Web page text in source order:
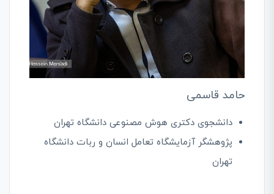
حامد قاسمی
دانشجوی دکتری هوش مصنوعی دانشگاه تهران
پژوهشگر آزمایشگاه تعامل انسان و ربات دانشگاه
تهران